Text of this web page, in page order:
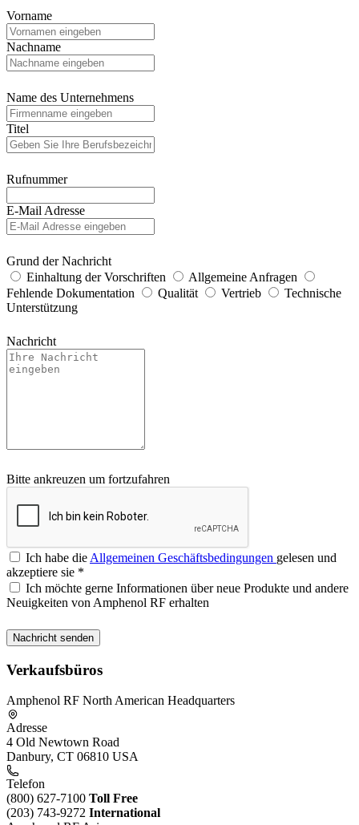
Vorname
Nachname
Name des Unternehmens
Titel
Rufnummer
E-Mail Adresse
Grund der Nachricht
Einhaltung der Vorschriften
Allgemeine Anfragen
Fehlende Dokumentation
Qualität Vertrieb
Technische
Unterstützung
Nachricht
Bitte ankreuzen um fortzufahren
Ich habe die Allgemeinen Geschäftsbedingungen gelesen und
akzeptiere sie *
Ich möchte gerne Informationen über neue Produkte und andere
Neuigkeiten von Amphenol RF erhalten
Verkaufsbüros
Amphenol RF North American Headquarters
Adresse
4 Old Newtown Road
Danbury, CT 06810 USA
Telefon
(800) 627-7100 Toll Free
(203) 743-9272 International